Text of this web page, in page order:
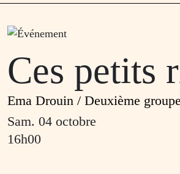
Ces petits
Ema Drouin / Deuxième
sam. 04 octobre
16h00